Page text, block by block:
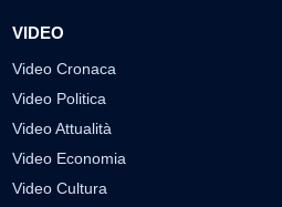
VIDEO
Video Cronaca
Video Politica
Video Attualità
Video Economia
Video Cultura